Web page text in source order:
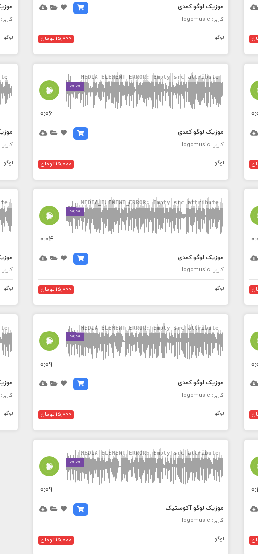
موزیک لوگو کمدی
کاربر: logomusic
لوگو 15,000 تومان
کاربر: logomusic
لوگو
00:00
MEDIA_ELEMENT_ERROR: Empty src attribute
0:06
موزیک لوگو کمدی
کاربر: logomusic
لوگو 15,000 تومان
کاربر: logomusic
لوگو
00:00
MEDIA_ELEMENT_ERROR: Empty src attribute
0:04
موزیک لوگو کمدی
کاربر: logomusic
لوگو 15,000 تومان
کاربر: logomusic
لوگو
00:00
MEDIA_ELEMENT_ERROR: Empty src attribute
0:09
موزیک لوگو کمدی
کاربر: logomusic
لوگو 15,000 تومان
کاربر: logomusic
لوگو
00:00
MEDIA_ELEMENT_ERROR: Empty src attribute
0:09
موزیک لوگو آکوستیک
کاربر: logomusic
لوگو 15,000 تومان